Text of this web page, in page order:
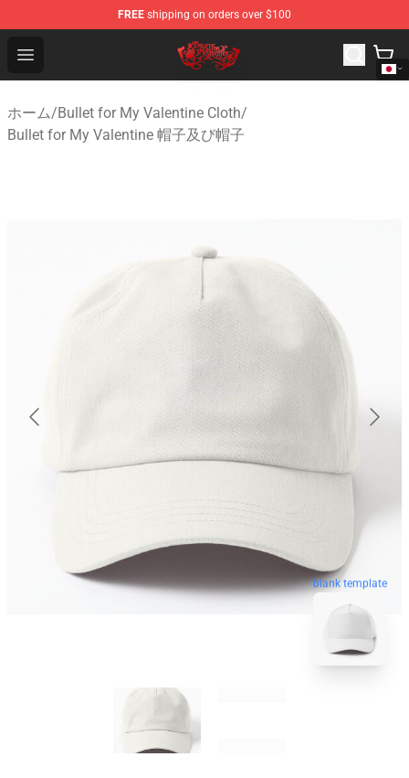
FREE shipping on orders over $100
Open menu
Bullet for My Valentine Store - Official Bullet for My
ホーム/Bullet for My Valentine Cloth/
Bullet for My Valentine 帽子及び帽子
blank template